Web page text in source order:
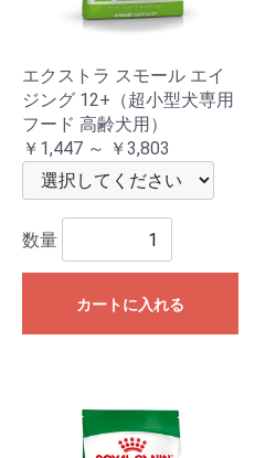
エクストラ スモール エイ
ジング 12+（超小型犬専用
フード 高齢犬用）
￥1,447 ～ ￥3,803
数量
カートに入れる